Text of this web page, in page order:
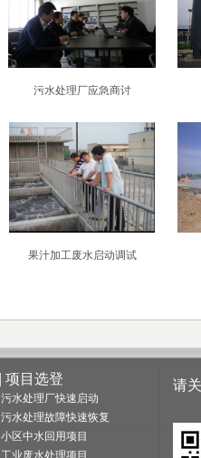
污水处理厂应急商讨
果汁加工废水启动调试
| 项目选登
污水处理厂快速启动
污水处理故障快速恢复
小区中水回用项目
工业废水处理项目
请